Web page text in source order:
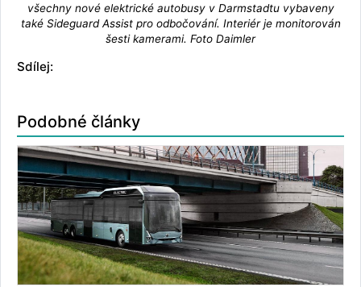
všechny nové elektrické autobusy v Darmstadtu vybaveny
také Sideguard Assist pro odbočování. Interiér je monitorován
šesti kamerami. Foto Daimler
Sdílej:
Podobné články